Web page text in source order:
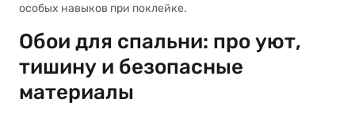
особых навыков при поклейке.
Обои для спальни: про уют,
тишину и безопасные
материалы